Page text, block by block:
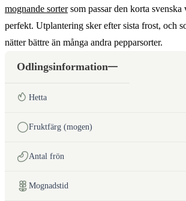
mognande sortersom passar den korta svenska
perfekt. Utplantering sker efter sista frost, och
nätter bättre än många andra pepparsorter.
Odlingsinformation
Hetta
Fruktfärg (mogen)
Antal frön
Mognadstid